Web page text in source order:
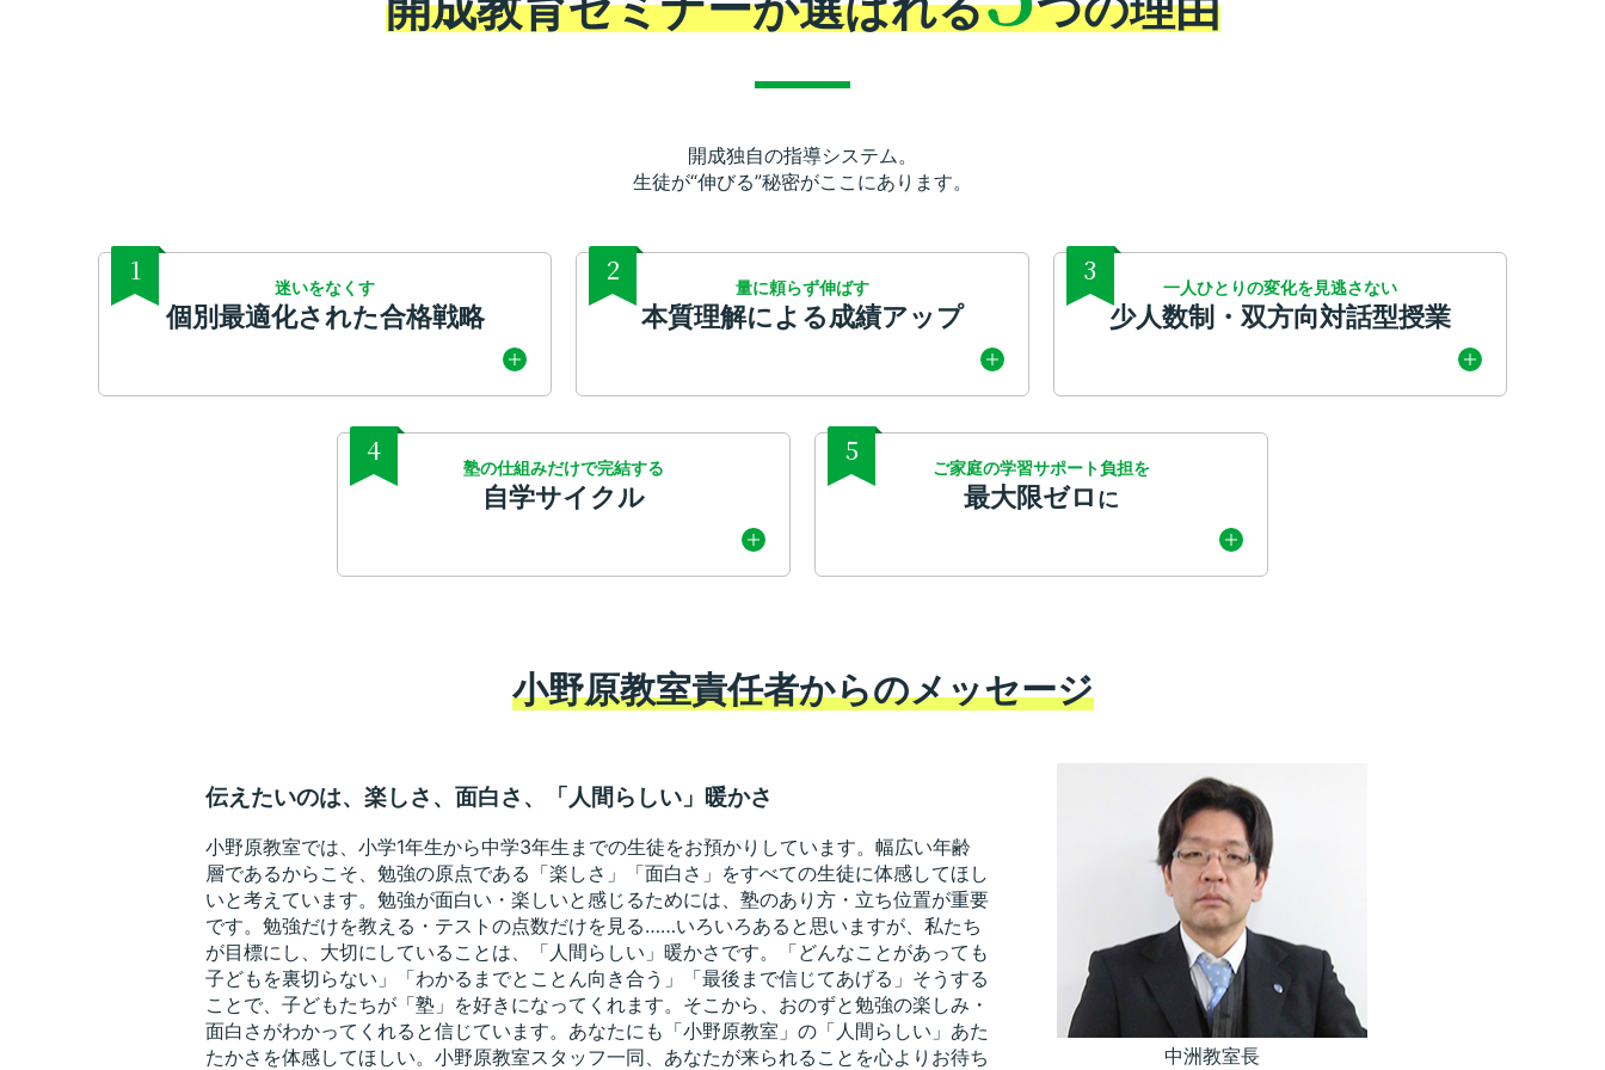
開成独自の指導システム。
生徒が“伸びる”秘密がここにあります。
1
迷いをなくす
個別最適化された合格戦略
2
量に頼らず伸ばす
本質理解による成績アップ
3
一人ひとりの変化を見逃さない
少人数制・双方向対話型授業
4
塾の仕組みだけで完結する
自学サイクル
5
ご家庭の学習サポート負担を
最大限ゼロ に
小野原教室責任者からのメッセージ
伝えたいのは、楽しさ、面白さ、「人間らしい」暖かさ
小野原教室では、小学1年生から中学3年生までの生徒をお預かりしています。幅広い年齢
層であるからこそ、勉強の原点である「楽しさ」「面白さ」をすべての生徒に体感してほし
いと考えています。勉強が面白い・楽しいと感じるためには、塾のあり方・立ち位置が重要
です。勉強だけを教える・テストの点数だけを見る……いろいろあると思いますが、私たち
が目標にし、大切にしていることは、「人間らしい」暖かさです。「どんなことがあっても
子どもを裏切らない」「わかるまでとことん向き合う」「最後まで信じてあげる」そうする
ことで、子どもたちが「塾」を好きになってくれます。そこから、おのずと勉強の楽しみ・
面白さがわかってくれると信じています。あなたにも「小野原教室」の「人間らしい」あた
たかさを体感してほしい。小野原教室スタッフ一同、あなたが来られることを心よりお待ち
中洲教室長